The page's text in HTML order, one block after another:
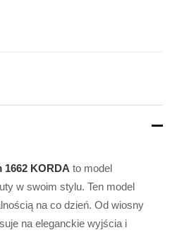
1662 KORDA to model
w swoim stylu. Ten model
na co dzień. Od wiosny
na eleganckie wyjścia i